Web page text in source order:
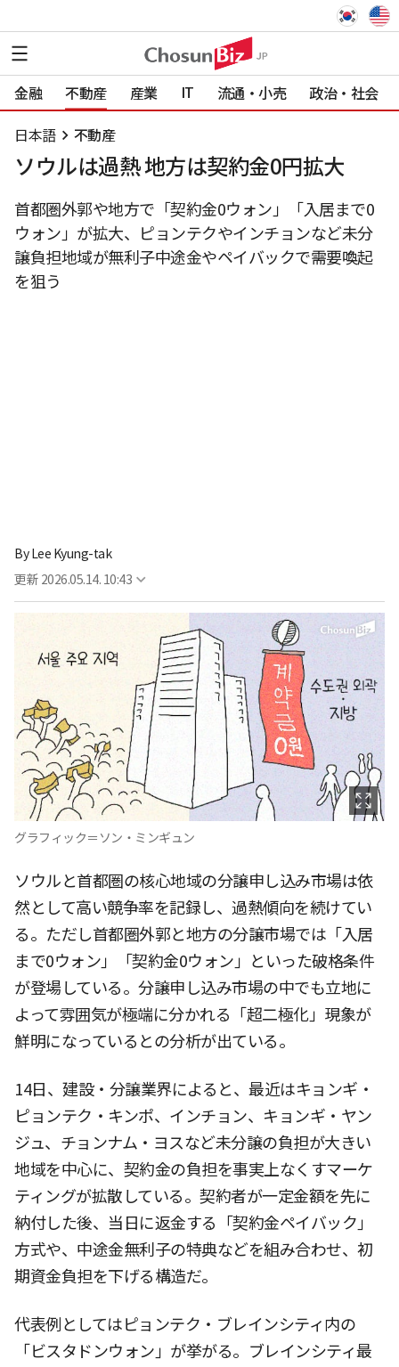
金融 不動産 産業 IT 流通・小売 政治・社会
日本語 不動産
ソウルは過熱 地方は契約金0円拡大
首都圏外郭や地方で「契約金0ウォン」「入居まで0
ウォン」が拡大、ピョンテクやインチョンなど未分
譲負担地域が無利子中途金やペイバックで需要喚起
を狙う
By Lee Kyung-tak
更新 2026.05.14. 10:43
グラフィック＝ソン・ミンギュン
ソウルと首都圏の核心地域の分譲申し込み市場は依
然として高い競争率を記録し、過熱傾向を続けてい
る。ただし首都圏外郭と地方の分譲市場では「入居
まで0ウォン」「契約金0ウォン」といった破格条件
が登場している。分譲申し込み市場の中でも立地に
よって雰囲気が極端に分かれる「超二極化」現象が
鮮明になっているとの分析が出ている。
14日、建設・分譲業界によると、最近はキョンギ・
ピョンテク・キンポ、インチョン、キョンギ・ヤン
ジュ、チョンナム・ヨスなど未分譲の負担が大きい
地域を中心に、契約金の負担を事実上なくすマーケ
ティングが拡散している。契約者が一定金額を先に
納付した後、当日に返金する「契約金ペイバック」
方式や、中途金無利子の特典などを組み合わせ、初
期資金負担を下げる構造だ。
代表例としてはピョンテク・ブレインシティ内の
「ビスタドンウォン」が挙がる。ブレインシティ最